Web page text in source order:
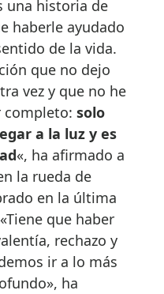
una historia de
haberle ayudado
de la vida.
que no dejo
vez y que no he
completo: solo
a la luz y es
«, ha afirmado a
la rueda de
en la última
que haber
rechazo y
ir a lo más
ha